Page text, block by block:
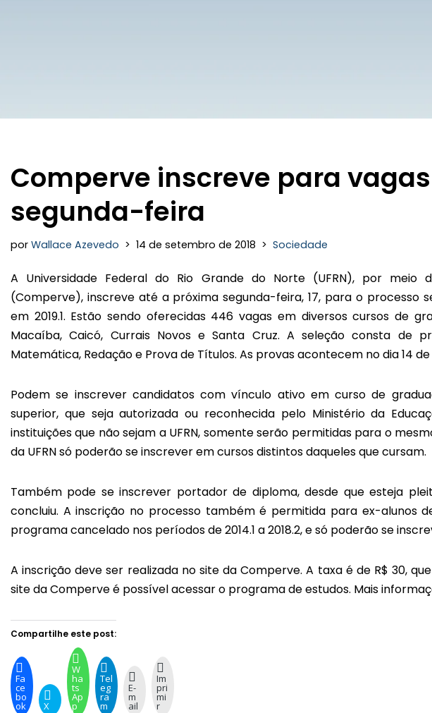
Comperve inscreve para
segunda-feira
por Wallace Azevedo 14 de setembro de 2018 Sociedade
A Universidade Federal do Rio Grande do Norte (UFRN), por meio
(Comperve), inscreve até a próxima segunda-feira, 17, para o processo
em 2019.1. Estão sendo oferecidas 446 vagas em diversos cursos de
Macaíba, Caicó, Currais Novos e Santa Cruz. A seleção consta de
Matemática, Redação e Prova de Títulos. As provas acontecem no dia 14
Podem se inscrever candidatos com vínculo ativo em curso de
superior, que seja autorizada ou reconhecida pelo Ministério da
instituições que não sejam a UFRN, somente serão permitidas para o
da UFRN só poderão se inscrever em cursos distintos daqueles que cursam.
Também pode se inscrever portador de diploma, desde que esteja
concluiu. A inscrição no processo também é permitida para ex-alunos
programa cancelado nos períodos de 2014.1 a 2018.2, e só poderão se
A inscrição deve ser realizada no site da Comperve. A taxa é de R$ 30,
site da Comperve é possível acessar o programa de estudos. Mais
Compartilhe este post:
Fa
ce
bo
ok X
W
ha
ts
Ap
p
Tel
eg
ra
m
E-
m
ail
Im
pri
mi
r